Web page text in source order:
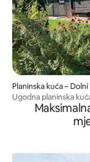
Planinska kuća –
Ugodna planinska